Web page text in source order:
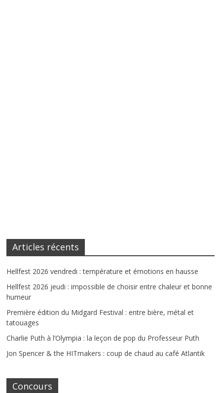
Articles récents
Hellfest 2026 vendredi : température et émotions en hausse
Hellfest 2026 jeudi : impossible de choisir entre chaleur et bonne
humeur
Première édition du Midgard Festival : entre bière, métal et
tatouages
Charlie Puth à l’Olympia : la leçon de pop du Professeur Puth
Jon Spencer & the HITmakers : coup de chaud au café Atlantik
Concours